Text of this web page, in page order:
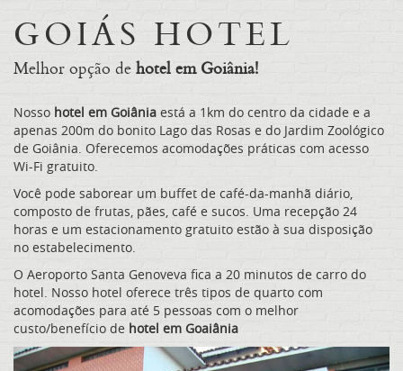
GOIÁS HOTEL
Melhor opção dehotel em Goiânia!
Nosso hotel em Goiânia está a 1km do centro da cidade e a
apenas 200m do bonito Lago das Rosas e do Jardim Zoológico
de Goiânia. Oferecemos acomodações práticas com acesso
Wi-Fi gratuito.
Você pode saborear um buffet de café-da-manhã diário,
composto de frutas, pães, café e sucos. Uma recepção 24
horas e um estacionamento gratuito estão à sua disposição
no estabelecimento.
O Aeroporto Santa Genoveva fica a 20 minutos de carro do
hotel. Nosso hotel oferece três tipos de quarto com
acomodações para até 5 pessoas com o melhor
custo/benefício de hotel em Goaiânia
Previous